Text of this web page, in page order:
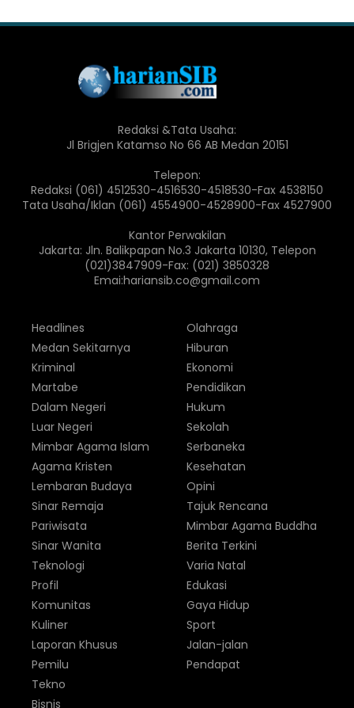
Redaksi &Tata Usaha:
Jl Brigjen Katamso No 66 AB Medan 20151
Telepon:
Redaksi (061) 4512530-4516530-4518530-Fax 4538150
Tata Usaha/Iklan (061) 4554900-4528900-Fax 4527900
Kantor Perwakilan
Jakarta: Jln. Balikpapan No.3 Jakarta 10130, Telepon
(021)3847909-Fax: (021) 3850328
Emai:hariansib.co@gmail.com
Headlines
Medan Sekitarnya
Kriminal
Martabe
Dalam Negeri
Luar Negeri
Olahraga
Hiburan
Ekonomi
Pendidikan
Hukum
Sekolah
Mimbar Agama Islam
Agama Kristen
Lembaran Budaya
Sinar Remaja
Pariwisata
Sinar Wanita
Serbaneka
Kesehatan
Opini
Tajuk Rencana
Mimbar Agama Buddha
Berita Terkini
Teknologi
Profil
Komunitas
Kuliner
Laporan Khusus
Pemilu
Varia Natal
Edukasi
Gaya Hidup
Sport
Jalan-jalan
Pendapat
Tekno
Bisnis